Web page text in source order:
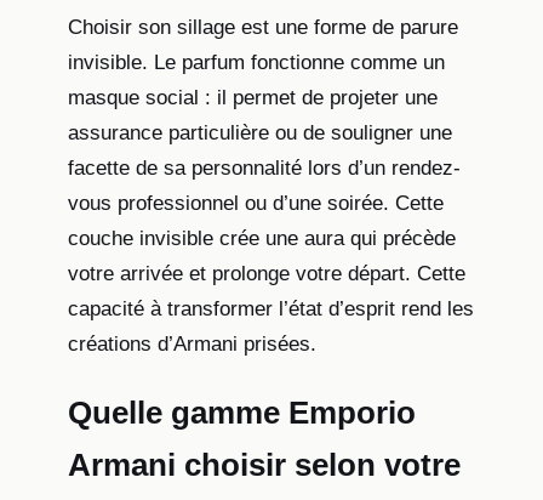
Choisir son sillage est une forme de parure
invisible. Le parfum fonctionne comme un
masque social : il permet de projeter une
assurance particulière ou de souligner une
facette de sa personnalité lors d’un rendez-
vous professionnel ou d’une soirée. Cette
couche invisible crée une aura qui précède
votre arrivée et prolonge votre départ. Cette
capacité à transformer l’état d’esprit rend les
créations d’Armani prisées.
Quelle gamme Emporio
Armani choisir selon votre